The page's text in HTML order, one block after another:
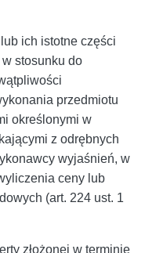
ich istotne części
stosunku do
przedmiotu
określonymi w
z odrębnych
wyjaśnień, w
ceny lub
(art. 224 ust. 1
złożonej w terminie